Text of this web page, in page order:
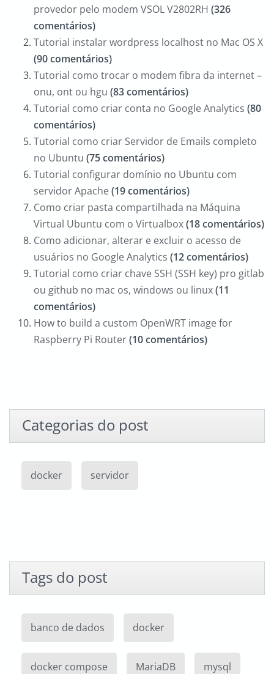
provedor pelo modem VSOL V2802RH (326
comentários)
Tutorial instalar wordpress localhost no Mac OS X
(90 comentários)
Tutorial como trocar o modem fibra da internet –
onu, ont ou hgu (83 comentários)
Tutorial como criar conta no Google Analytics (80
comentários)
Tutorial como criar Servidor de Emails completo
no Ubuntu (75 comentários)
Tutorial configurar domínio no Ubuntu com
servidor Apache(19 comentários)
Como criar pasta compartilhada na Máquina
Virtual Ubuntu com o Virtualbox(18 comentários)
Como adicionar, alterar e excluir o acesso de
usuários no Google Analytics (12 comentários)
Tutorial como criar chave SSH (SSH key) pro gitlab
ou github no mac os, windows ou linux(11
comentários)
How to build a custom OpenWRT image for
Raspberry Pi Router(10 comentários)
Categorias do post
docker servidor
Tags do post
banco de dados docker
docker compose MariaDB mysql